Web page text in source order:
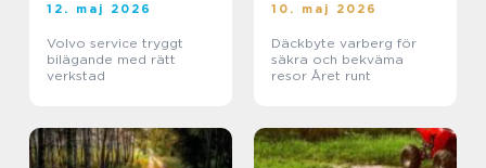
12. maj 2026
Volvo service tryggt
bilägande med rätt
verkstad
10. maj 2026
Däckbyte varberg för
säkra och bekväma
resor Året runt